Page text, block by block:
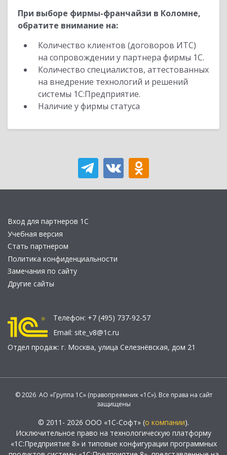
При выборе фирмы-франчайзи в Коломне,
обратите внимание на:
Количество клиентов (договоров ИТС)
на сопровождении у партнера фирмы 1С.
Количество специалистов, аттестованных
на внедрение технологий и решений
системы 1С:Предприятие.
Наличие у фирмы статуса
Вход для партнеров 1С
Учебная версия
Стать партнером
Политика конфиденциальности
Замечания по сайту
Другие сайты
Телефон: +7 (495) 737-92-57
Email: site_v8@1c.ru
Отдел продаж: г. Москва, улица Селезнёвская, дом 21
© 2026 АО «Группа 1С» (правопреемник «1С»). Все права на сайт
защищены
© 2011- 2026 ООО «1С-Софт» (о компании).
Исключительное право на технологическую платформу
«1С:Предприятие 8» и типовые конфигурации программных